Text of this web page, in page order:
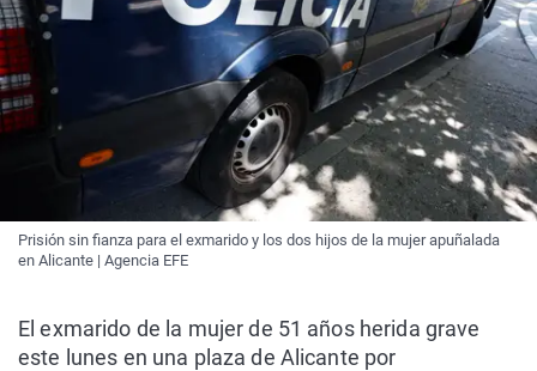
Prisión sin fianza para el exmarido y los dos hijos de la mujer apuñalada
en Alicante | Agencia EFE
El exmarido de la mujer de 51 años herida grave
este lunes en una plaza de Alicante por